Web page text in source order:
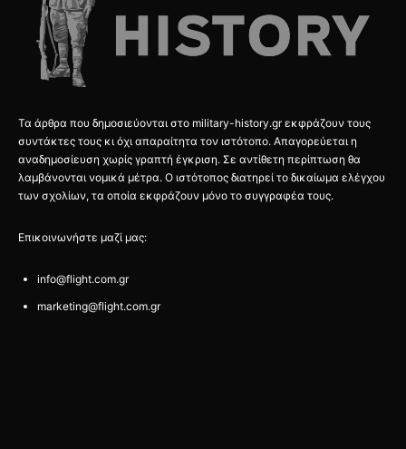
Τα άρθρα που δημοσιεύονται στο military-history.gr εκφράζουν τους
συντάκτες τους κι όχι απαραίτητα τον ιστότοπο. Απαγορεύεται η
αναδημοσίευση χωρίς γραπτή έγκριση. Σε αντίθετη περίπτωση θα
λαμβάνονται νομικά μέτρα. Ο ιστότοπος διατηρεί το δικαίωμα ελέγχου
των σχολίων, τα οποία εκφράζουν μόνο το συγγραφέα τους.
Επικοινωνήστε μαζί μας:
info@flight.com.gr
marketing@flight.com.gr